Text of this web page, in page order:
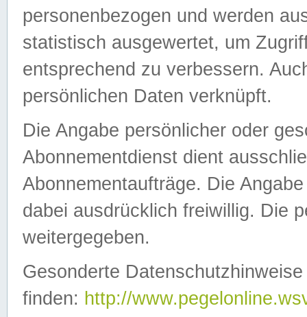
personenbezogen und werden
statistisch ausgewertet, um
entsprechend zu verbessern.
persönlichen Daten verknüpft.
Die Angabe persönlicher oder
Abonnementdienst dient
Abonnementaufträge. Die
dabei ausdrücklich freiwillig. Die
weitergegeben.
Gesonderte
finden: http://